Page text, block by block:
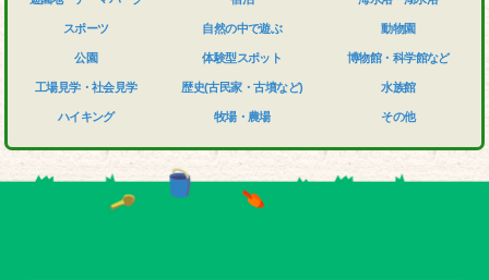
スポーツ
公園
工場見学・社会見学
ハイキング
自然の中で遊ぶ
体験型スポット
歴史(古民家・古墳など)
牧場・農場
動物園
博物館・科学館など
水族館
その他